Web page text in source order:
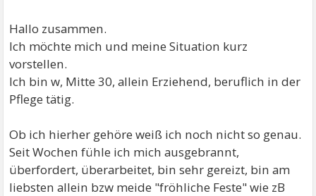
Hallo zusammen.
Ich möchte mich und meine Situation kurz
vorstellen.
Ich bin w, Mitte 30, allein Erziehend, beruflich in der
Pflege tätig.
Ob ich hierher gehöre weiß ich noch nicht so genau.
Seit Wochen fühle ich mich ausgebrannt,
überfordert, überarbeitet, bin sehr gereizt, bin am
liebsten allein bzw meide "fröhliche Feste" wie zB